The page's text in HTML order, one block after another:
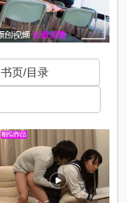
书页/目录